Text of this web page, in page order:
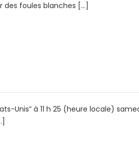
des foules blanches […]
Unis” à 11 h 25 (heure locale)